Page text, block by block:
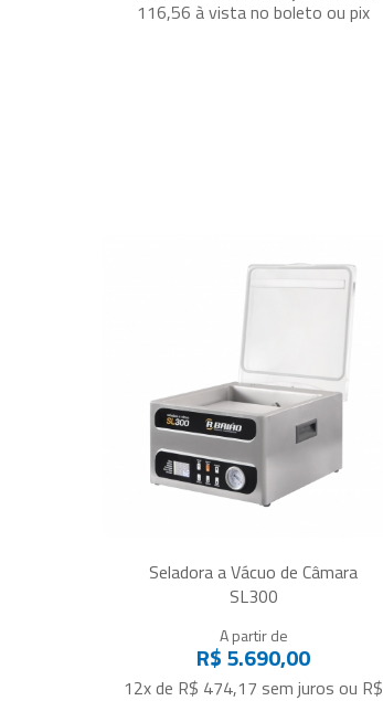
116,56 à vista no boleto ou pix
Seladora a Vácuo de Câmara
SL300
A partir de
R$ 5.690,00
12x de R$ 474,17 sem juros ou R$